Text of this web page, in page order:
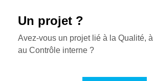
Un projet ?
Avez-vous un projet lié à la Qualité,
au Contrôle interne ?